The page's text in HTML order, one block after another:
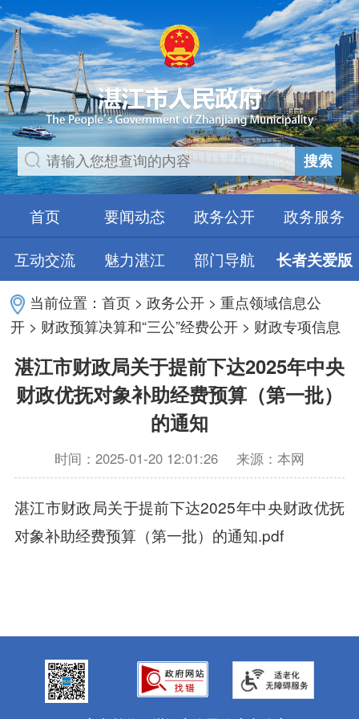
搜索
首页 要闻动态 政务公开
政务服务
互动交流
魅力湛江 部门导航 长者关爱版
当前位置：首页 >政务公开 >重点领域信息公
开 > 财政预算决算和“三公”经费公开 > 财政专项信息
湛江市财政局关于提前下达2025年中央
财政优抚对象补助经费预算（第一批）
的通知
时间：2025-01-20 12:01:26 来源：本网
湛江市财政局关于提前下达2025年中央财政优抚
对象补助经费预算（第一批）的通知.pdf